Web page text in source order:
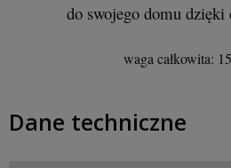
do swojego domu
waga całkowita:
Dane techniczne